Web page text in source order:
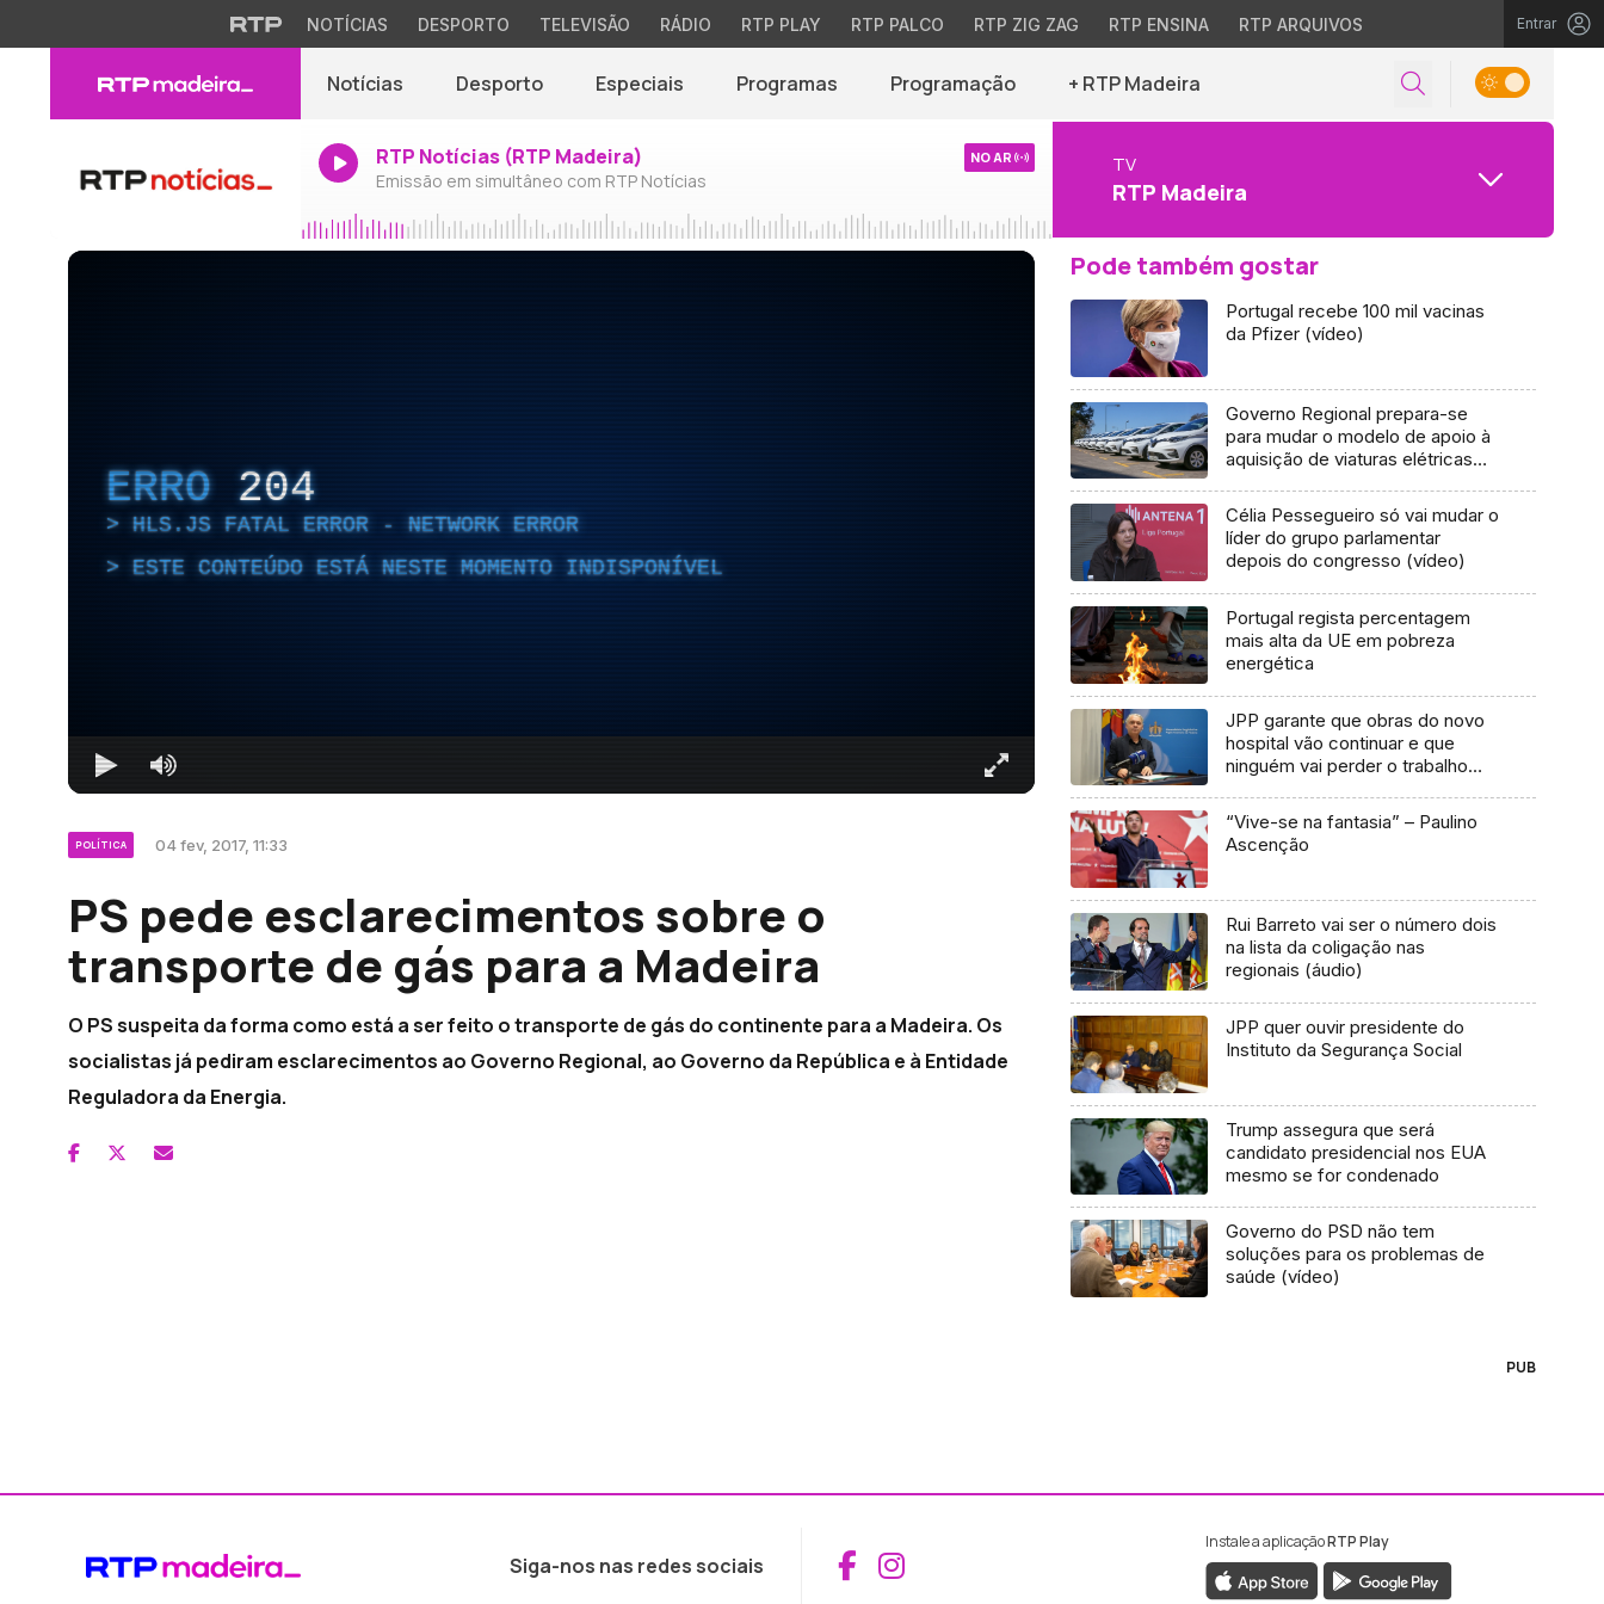
NOTÍCIAS DESPORTO TELEVISÃO RÁDIO RTP PLAY RTP PALCO RTP ZIG ZAG RTP ENSINA RTP ARQUIVOS Entrar
Notícias Desporto Especiais Programas Programação + RTP Madeira
RTP Notícias (RTP Madeira)
Emissão em simultâneo com RTP Notícias
NO AR TV
RTP Madeira
ERRO 204
HLS.JS FATAL ERROR - NETWORK ERROR
ESTE CONTEÚDO ESTÁ NESTE MOMENTO INDISPONÍVEL
POLÍTICA 04 fev, 2017, 11:33
PS pede esclarecimentos sobre o
transporte de gás para a Madeira
O PS suspeita da forma como está a ser feito o transporte de gás do continente para a Madeira. Os
socialistas já pediram esclarecimentos ao Governo Regional, ao Governo da República e à Entidade
Reguladora da Energia.
Pode também gostar
Portugal recebe 100 mil vacinas
da Pfizer (vídeo)
Governo Regional prepara-se
para mudar o modelo de apoio à
aquisição de viaturas elétricas
Célia Pessegueiro só vai mudar o
líder do grupo parlamentar
depois do congresso (vídeo)
Portugal regista percentagem
mais alta da UE em pobreza
energética
JPP garante que obras do novo
hospital vão continuar e que
ninguém vai perder o trabalho
“Vive-se na fantasia” – Paulino
Ascenção
Rui Barreto vai ser o número dois
na lista da coligação nas
regionais (áudio)
JPP quer ouvir presidente do
Instituto da Segurança Social
Trump assegura que será
candidato presidencial nos EUA
mesmo se for condenado
Governo do PSD não tem
soluções para os problemas de
saúde (vídeo)
PUB
Siga-nos nas redes sociais Aceder ao Facebook da RTP Madeira
Aceder ao Instagram da RTP Madeira
Instale a aplicaçãoRTP Play